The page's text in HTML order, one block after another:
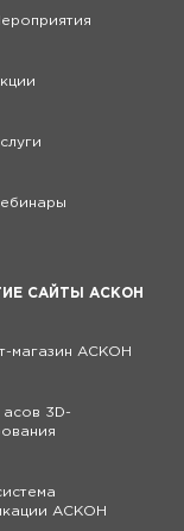
САЙТЫ АСКОН
магазин АСКОН
асов 3D-
АСКОН